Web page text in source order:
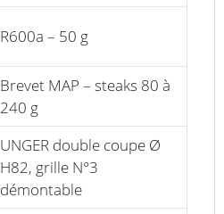
R600a – 50 g
Brevet MAP – steaks 80 à
240 g
UNGER double coupe Ø
H82, grille N°3
démontable